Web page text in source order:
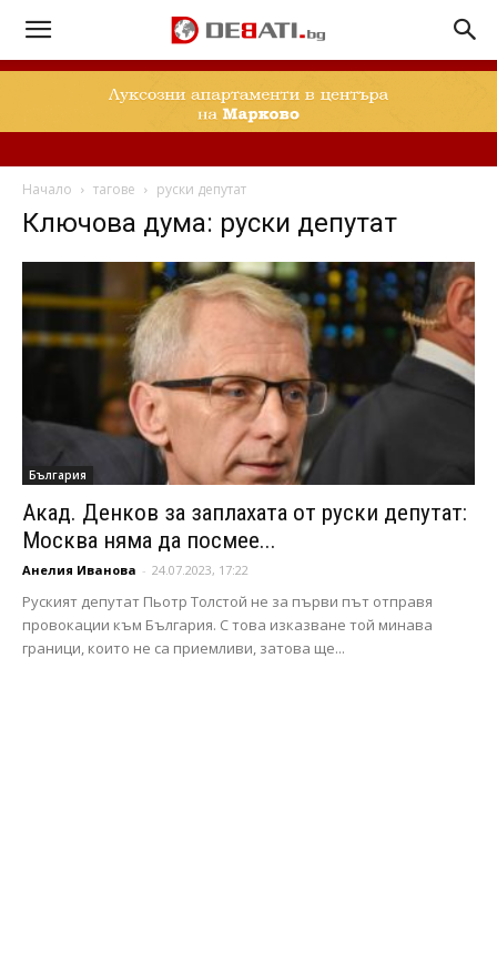
Начало тагове руски депутат
Ключова дума: руски депутат
България
Акад. Денков за заплахата от руски депутат:
Москва няма да посмее...
Анелия Иванова - 24.07.2023, 17:22
Руският депутат Пьотр Толстой не за първи път отправя
провокации към България. С това изказване той минава
граници, които не са приемливи, затова ще...